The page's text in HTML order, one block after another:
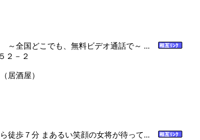
～全国どこでも、無料ビデオ通話で～ ...
２－２
居酒屋）
徒歩７分 まあるい笑顔の女将が待って...